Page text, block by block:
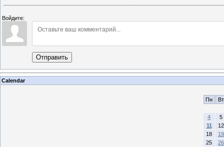
Войдите:
Отправить
Calendar
Пн Вт
4
5
11
12
18
19
25
26